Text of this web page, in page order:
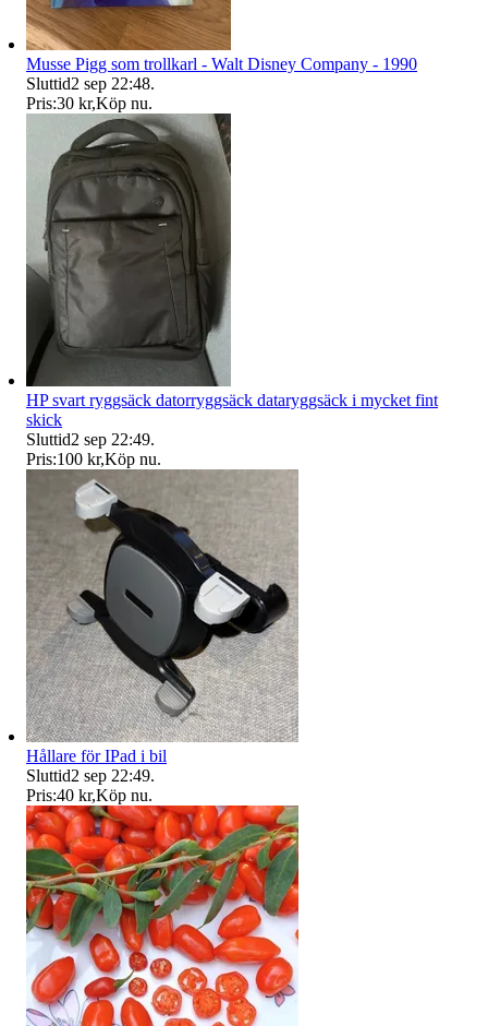
Musse Pigg som trollkarl - Walt Disney Company - 1990
Sluttid2 sep 22:48.
Pris:30 kr,Köp nu.
HP svart ryggsäck datorryggsäck dataryggsäck i mycket fint
skick
Sluttid2 sep 22:49.
Pris:100 kr,Köp nu.
Hållare för IPad i bil
Sluttid2 sep 22:49.
Pris:40 kr,Köp nu.